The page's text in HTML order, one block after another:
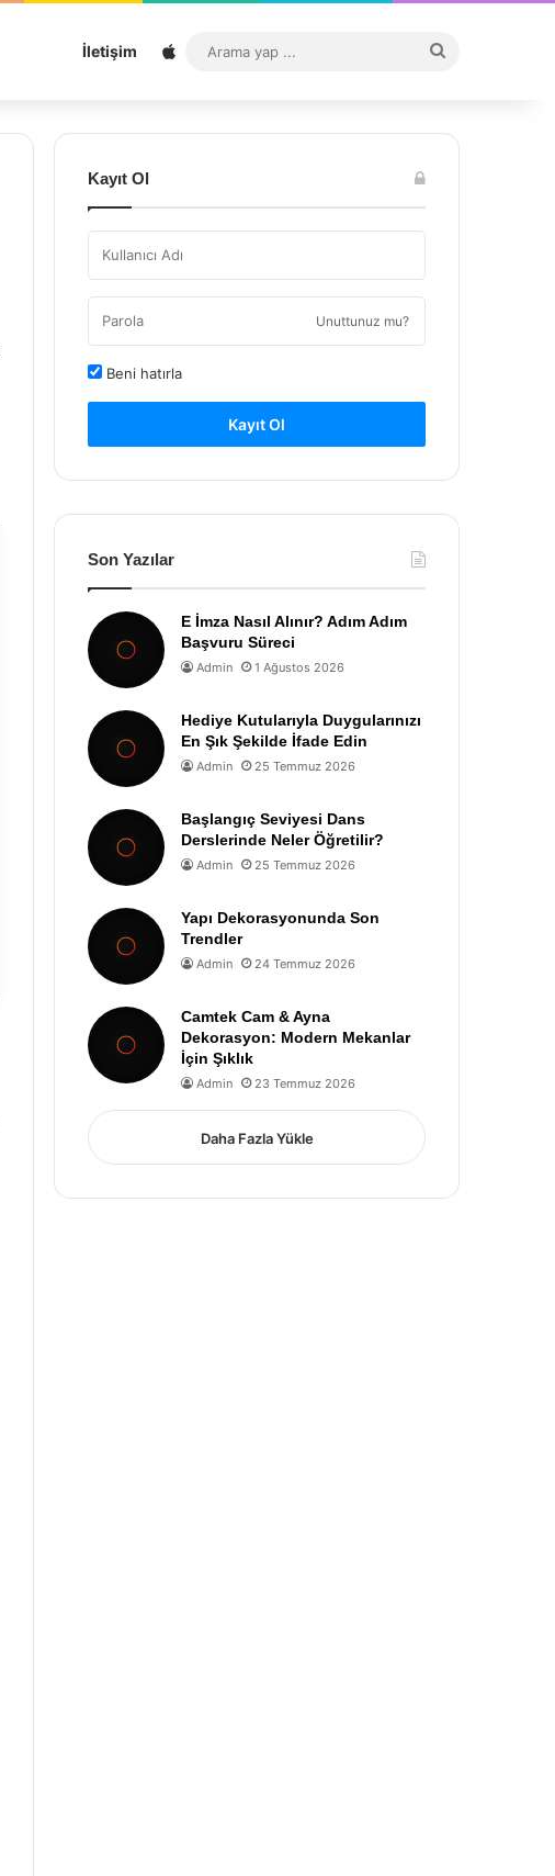
İletişim Sitemap
...
Kayıt Ol
Unuttunuz mu?
Beni hatırla
Kayıt Ol
Son Yazılar
E İmza Nasıl Alınır? Adım Adım
Başvuru Süreci
Admin 1 Ağustos 2026
Hediye Kutularıyla Duygularınızı
En Şık Şekilde İfade Edin
Admin 25 Temmuz 2026
Başlangıç Seviyesi Dans
Derslerinde Neler Öğretilir?
Admin 25 Temmuz 2026
Yapı Dekorasyonunda Son
Trendler
Admin 24 Temmuz 2026
Camtek Cam & Ayna
Dekorasyon: Modern Mekanlar
İçin Şıklık
Admin 23 Temmuz 2026
Daha Fazla Yükle